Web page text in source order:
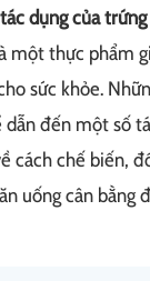
tác dụng của
một thực phẩm
sức khỏe.
đến một số
cách chế biến,
uống cân bằng